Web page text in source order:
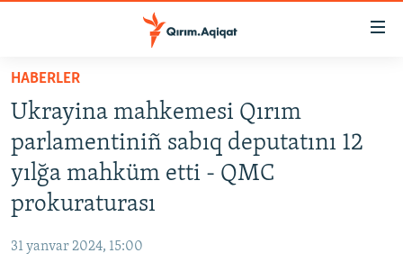
Esas
qaytmaq
Baş
navigatsiyağa
qaytmaq
Qıdıruvğa
HABERLER
SİYASET
İQTİSADİYAT
CEMİYET
İNSAN AQLARI
HABERLER
Ukrayina mahkemesi Qırım
parlamentiniñ sabıq deputatını 12
yılğa mahküm etti - QMC
prokuraturası
31 yanvar 2024, 15:00